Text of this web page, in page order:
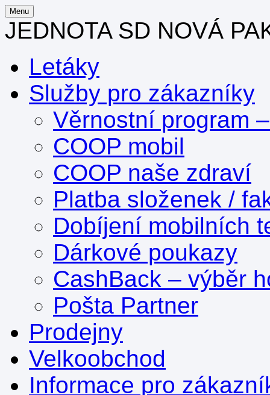
Menu
JEDNOTA SD NOVÁ
Letáky
Služby pro zákazníky
Věrnostní program
COOP mobil
COOP naše zdraví
Platba složenek /
Dobíjení mobilních
Dárkové poukazy
CashBack – výběr
Pošta Partner
Prodejny
Velkoobchod
Informace pro